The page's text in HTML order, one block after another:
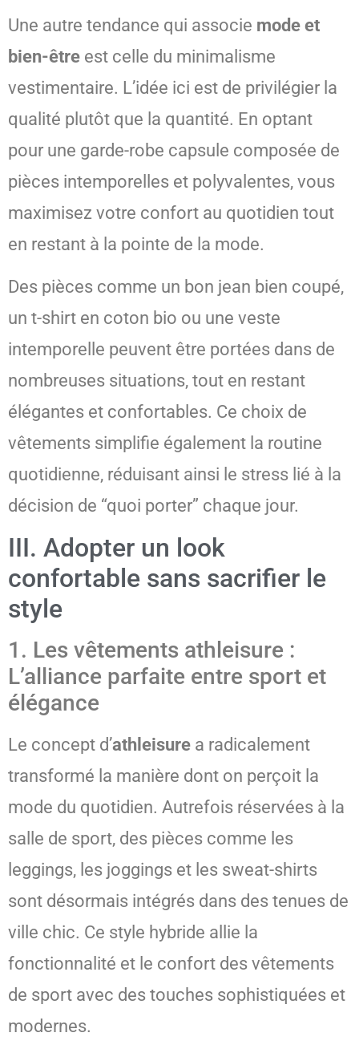
Une autre tendance qui associe mode et
bien-être est celle du minimalisme
vestimentaire. L’idée ici est de privilégier la
qualité plutôt que la quantité. En optant
pour une garde-robe capsule composée de
pièces intemporelles et polyvalentes, vous
maximisez votre confort au quotidien tout
en restant à la pointe de la mode.
Des pièces comme un bon jean bien coupé,
un t-shirt en coton bio ou une veste
intemporelle peuvent être portées dans de
nombreuses situations, tout en restant
élégantes et confortables. Ce choix de
vêtements simplifie également la routine
quotidienne, réduisant ainsi le stress lié à la
décision de “quoi porter” chaque jour.
III. Adopter un look
confortable sans sacrifier le
style
1. Les vêtements athleisure :
L’alliance parfaite entre sport et
élégance
Le concept d’athleisure a radicalement
transformé la manière dont on perçoit la
mode du quotidien. Autrefois réservées à la
salle de sport, des pièces comme les
leggings, les joggings et les sweat-shirts
sont désormais intégrés dans des tenues de
ville chic. Ce style hybride allie la
fonctionnalité et le confort des vêtements
de sport avec des touches sophistiquées et
modernes.